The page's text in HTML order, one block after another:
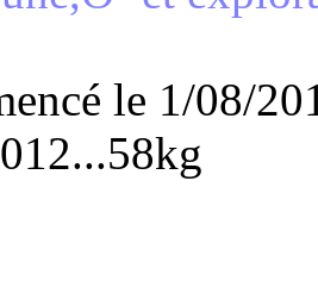
le 1/08/